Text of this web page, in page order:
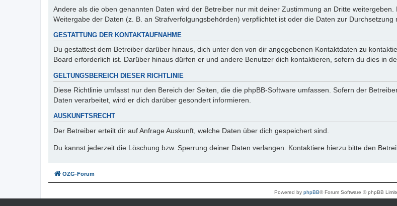
Andere als die oben genannten Daten wird der Betreiber nur mit deiner Zustimmung an Dritte
Weitergabe der Daten (z. B. an Strafverfolgungsbehörden) verpflichtet ist oder die Daten zur Durchsetzung
GESTATTUNG DER KONTAKTAUFNAHME
Du gestattest dem Betreiber darüber hinaus, dich unter den von dir angegebenen Kontaktdaten zu
Board erforderlich ist. Darüber hinaus dürfen er und andere Benutzer dich kontaktieren, sofern du dies in
GELTUNGSBEREICH DIESER RICHTLINIE
Diese Richtlinie umfasst nur den Bereich der Seiten, die die phpBB-Software umfassen. Sofern der
Daten verarbeitet, wird er dich darüber gesondert informieren.
AUSKUNFTSRECHT
Der Betreiber erteilt dir auf Anfrage Auskunft, welche Daten über dich gespeichert sind.
Du kannst jederzeit die Löschung bzw. Sperrung deiner Daten verlangen. Kontaktiere hierzu bitte den
OZG-Forum
Powered by phpBB® Forum Software © phpBB